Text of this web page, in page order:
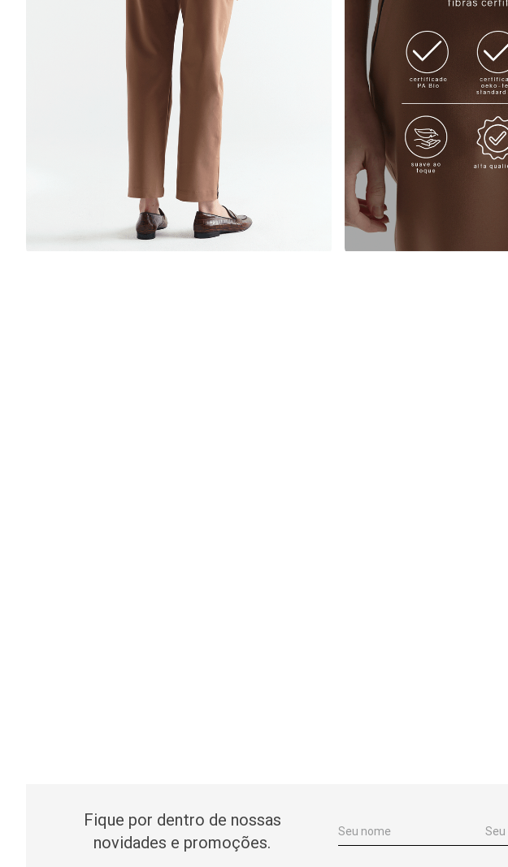
Fique por dentro de nossas
novidades e promoções.